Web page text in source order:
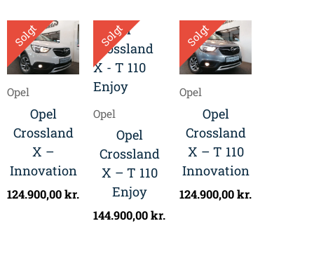
Solgt
Opel
Opel
Crossland
X –
Innovation
124.900,00kr.
Solgt
Opel
Opel
Crossland
X – T 110
Enjoy
144.900,00kr.
Solgt
Opel
Opel
Crossland
X – T 110
Innovation
124.900,00kr.